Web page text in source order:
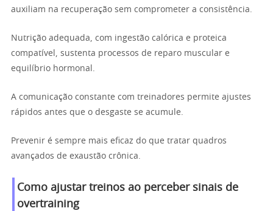
auxiliam na recuperação sem comprometer a consistência.
Nutrição adequada, com ingestão calórica e proteica
compatível, sustenta processos de reparo muscular e
equilíbrio hormonal.
A comunicação constante com treinadores permite ajustes
rápidos antes que o desgaste se acumule.
Prevenir é sempre mais eficaz do que tratar quadros
avançados de exaustão crônica.
Como ajustar treinos ao perceber sinais de
overtraining